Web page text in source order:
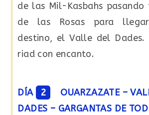
de las Mil-Kasbahs
de las Rosas para
destino, el Valle del Dades.
riad con encanto.
DÍA 2
OUARZAZATE –
DADES – GARGANTAS DE